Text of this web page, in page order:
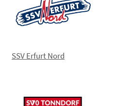
SSV Erfurt Nord